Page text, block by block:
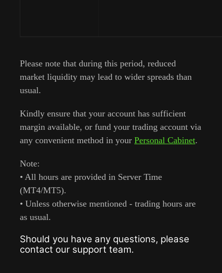
Please note that during this period, reduced
market liquidity may lead to wider spreads than
usual.
Kindly ensure that your account has sufficient
margin available, or fund your trading account via
any convenient method in your Personal Cabinet.
Note:
• All hours are provided in Server Time
(MT4/MT5).
• Unless otherwise mentioned - trading hours are
as usual.
Should you have any questions, please
contact our support team.